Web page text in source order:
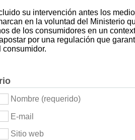
su intervención antes los
en la voluntad del Ministerio
de los consumidores en un
por una regulación que
consumidor.
Nombre (requerido)
E-mail
Sitio web